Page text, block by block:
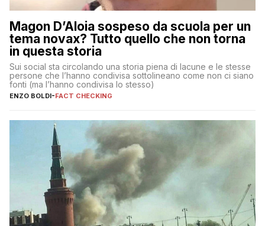
Magon D’Aloia sospeso da scuola per un
tema novax? Tutto quello che non torna
in questa storia
Sui social sta circolando una storia piena di lacune e le stesse
persone che l’hanno condivisa sottolineano come non ci siano
fonti (ma l’hanno condivisa lo stesso)
ENZO BOLDI-FACT CHECKING